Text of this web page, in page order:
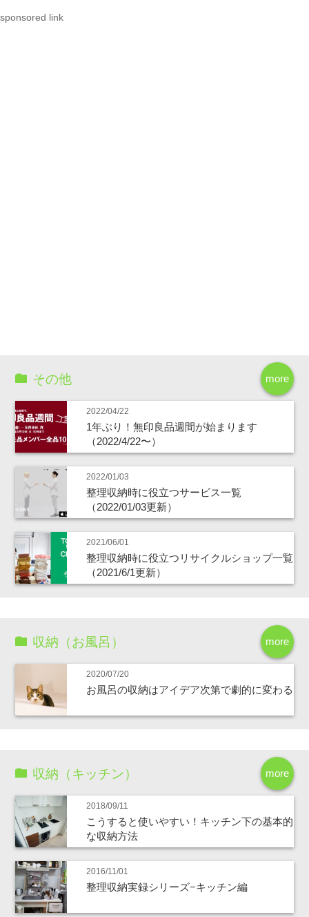
sponsored link
more
その他
2022/04/22
1年ぶり！無印良品週間が始まります
（2022/4/22〜）
2022/01/03
整理収納時に役立つサービス一覧
（2022/01/03更新）
2021/06/01
整理収納時に役立つリサイクルショップ一覧
（2021/6/1更新）
more
収納（お風呂）
2020/07/20
お風呂の収納はアイデア次第で劇的に変わる
more
収納（キッチン）
2018/09/11
こうすると使いやすい！キッチン下の基本的
な収納方法
2016/11/01
整理収納実録シリーズ−キッチン編